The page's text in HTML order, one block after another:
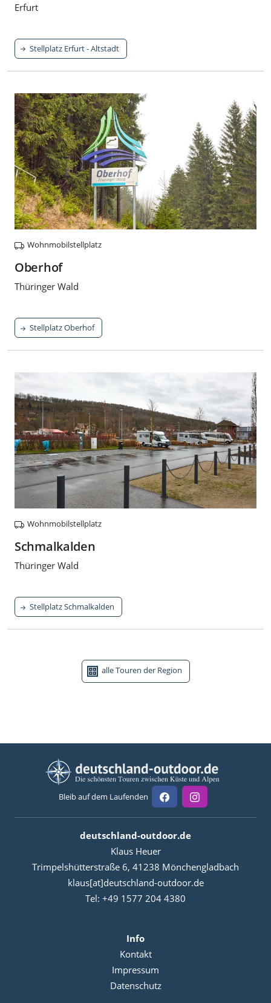
Erfurt
Stellplatz Erfurt - Altstadt
Wohnmobilstellplatz
Oberhof
Thüringer Wald
Stellplatz Oberhof
Wohnmobilstellplatz
Schmalkalden
Thüringer Wald
Stellplatz Schmalkalden
alle Touren der Region
Bleib auf dem Laufenden
deutschland-outdoor.de
Klaus Heuer
Trimpelshütterstraße 6, 41238 Mönchengladbach
klaus[at]deutschland-outdoor.de
Tel: +49 1577 204 4380
Info
Kontakt
Impressum
Datenschutz